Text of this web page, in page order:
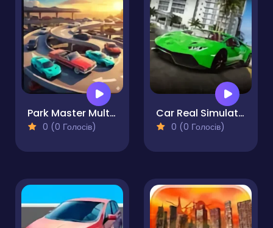
Park Master Multi-Level Challenge
0 (0 Голосів)
Car Real Simulator
0 (0 Голосів)